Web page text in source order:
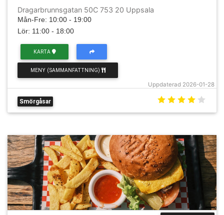
Dragarbrunnsgatan 50C 753 20 Uppsala
Mån-Fre: 10:00 - 19:00
Lör: 11:00 - 18:00
Uppdaterad 2026-01-28
KARTA
MENY (SAMMANFATTNING)
Smörgåsar